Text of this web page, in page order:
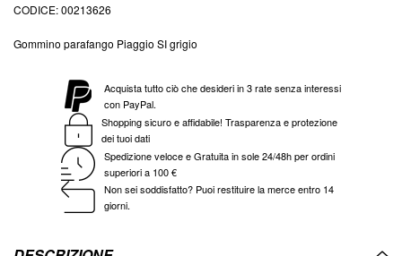
CODICE 00213626
Gommino parafango Piaggio SI grigio
Acquista tutto ciò che desideri in 3 rate senza interessi
con PayPal.
Shopping sicuro e affidabile! Trasparenza e protezione
dei tuoi dati
Spedizione veloce e Gratuita in sole 24/48h per ordini
superiori a 100 €
Non sei soddisfatto? Puoi restituire la merce entro 14
giorni.